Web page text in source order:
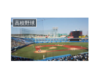
高校野球